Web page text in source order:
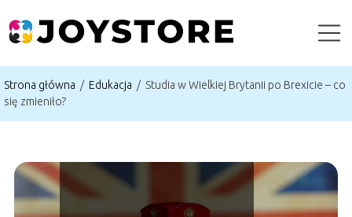
Strona główna / Edukacja / Studia w Wielkiej Brytanii po Brexicie – co
się zmieniło?